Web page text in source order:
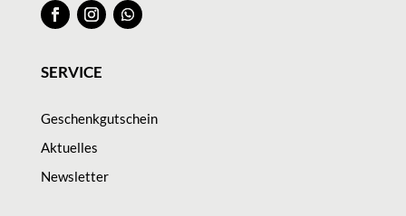
SERVICE
Geschenkgutschein
Aktuelles
Newsletter